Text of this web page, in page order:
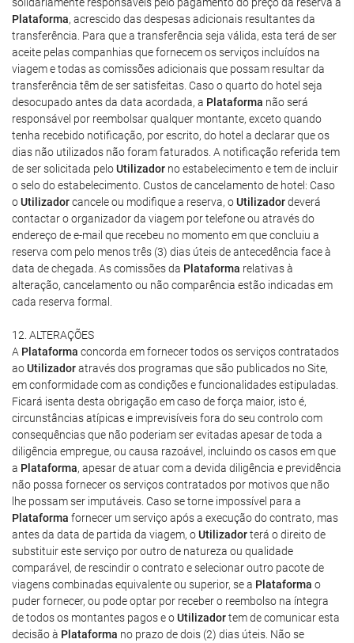
Plataforma, acrescido das despesas adicionais resultantes da
transferência. Para que a transferência seja válida, esta terá de ser
aceite pelas companhias que fornecem os serviços incluídos na
viagem e todas as comissões adicionais que possam resultar da
transferência têm de ser satisfeitas. Caso o quarto do hotel seja
desocupado antes da data acordada, a Plataforma não será
responsável por reembolsar qualquer montante, exceto quando
tenha recebido notificação, por escrito, do hotel a declarar que os
dias não utilizados não foram faturados. A notificação referida tem
de ser solicitada peloUtilizador no estabelecimento e tem de incluir
o selo do estabelecimento. Custos de cancelamento de hotel: Caso
oUtilizadorcancele ou modifique a reserva, oUtilizadordeverá
contactar o organizador da viagem por telefone ou através do
endereço de e-mail que recebeu no momento em que concluiu a
reserva com pelo menos três (3) dias úteis de antecedência face à
data de chegada. As comissões da Plataforma relativas à
alteração, cancelamento ou não comparência estão indicadas em
cada reserva formal.
12. ALTERAÇÕES
A Plataforma concorda em fornecer todos os serviços contratados
aoUtilizadoratravés dos programas que são publicados no Site,
em conformidade com as condições e funcionalidades estipuladas.
Ficará isenta desta obrigação em caso de força maior, isto é,
circunstâncias atípicas e imprevisíveis fora do seu controlo com
consequências que não poderiam ser evitadas apesar de toda a
diligência empregue, ou causa razoável, incluindo os casos em que
a Plataforma, apesar de atuar com a devida diligência e previdência
não possa fornecer os serviços contratados por motivos que não
lhe possam ser imputáveis. Caso se torne impossível para a
Plataforma fornecer um serviço após a execução do contrato, mas
antes da data de partida da viagem, oUtilizadorterá o direito de
substituir este serviço por outro de natureza ou qualidade
comparável, de rescindir o contrato e selecionar outro pacote de
viagens combinadas equivalente ou superior, se a Plataforma o
puder fornecer, ou pode optar por receber o reembolso na íntegra
de todos os montantes pagos e oUtilizadortem de comunicar esta
decisão à Plataforma no prazo de dois (2) dias úteis. Não se